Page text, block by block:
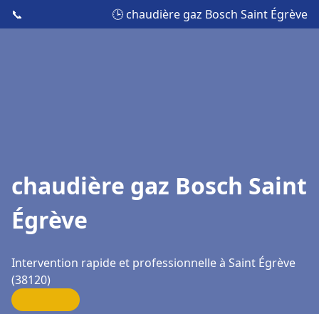
📞 🕒 chaudière gaz Bosch Saint Égrève
chaudière gaz Bosch Saint
Égrève
Intervention rapide et professionnelle à Saint Égrève
(38120)